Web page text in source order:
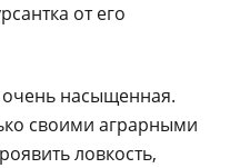
от его
насыщенная.
своими аграрными
ловкость,